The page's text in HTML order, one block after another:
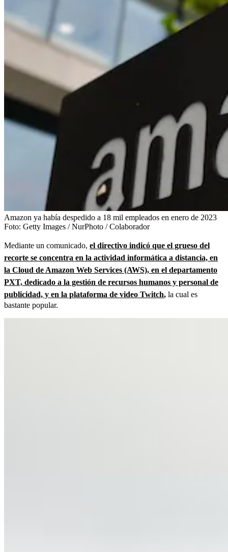
Amazon ya había despedido a 18 mil empleados en enero de 2023
Foto: Getty Images / NurPhoto / Colaborador
Mediante un comunicado, el directivo indicó que el grueso del
recorte se concentra en la actividad informática a distancia, en
la Cloud de Amazon Web Services (AWS), en el departamento
PXT, dedicado a la gestión de recursos humanos y personal de
publicidad, y en la plataforma de video Twitch, la cual es
bastante popular.